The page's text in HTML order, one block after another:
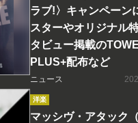
ラブ!〉キャンペー
スターやオリジナル
タビュー掲載の
PLUS+配布など
ニュース
洋楽
マッシヴ・アタック